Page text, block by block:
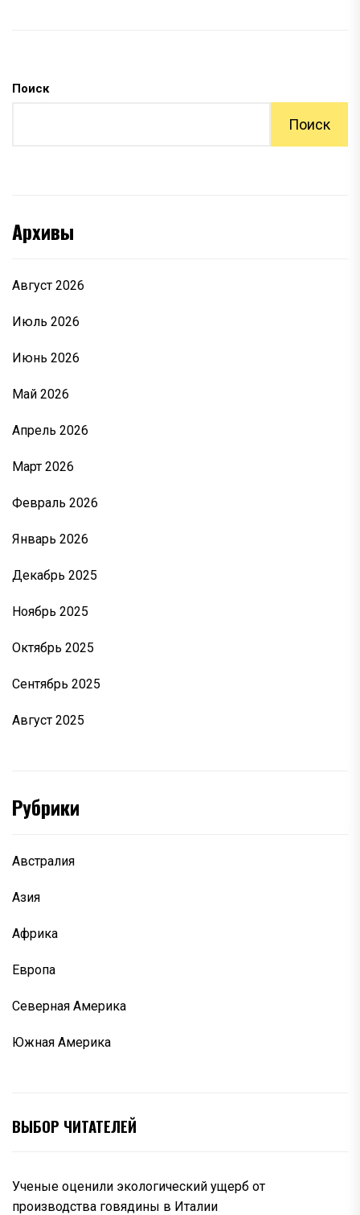
Поиск
Поиск
Архивы
Август 2026
Июль 2026
Июнь 2026
Май 2026
Апрель 2026
Март 2026
Февраль 2026
Январь 2026
Декабрь 2025
Ноябрь 2025
Октябрь 2025
Сентябрь 2025
Август 2025
Рубрики
Австралия
Азия
Африка
Европа
Северная Америка
Южная Америка
ВЫБОР ЧИТАТЕЛЕЙ
Ученые оценили экологический ущерб от
производства говядины в Италии